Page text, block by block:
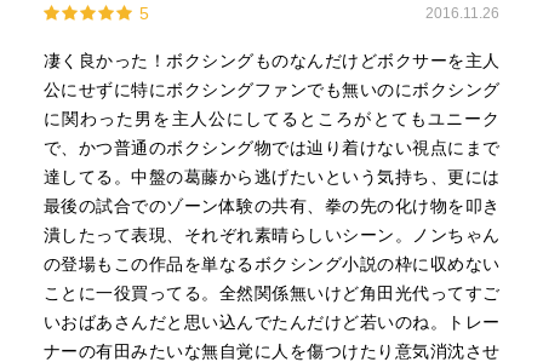
無敗の王者として描かれた岸本がなぜそんなにうつろなキ
ャラクタとして描かれているのか気にかかりますし、蒼介
が空也のメモをもとに立花の物語に着手する日が来るのか
と妄想したりしますが、きっと彼らの物語はこれで終わり
なのでしょう。
立花が、空也がうつくしい光を一瞬捉えたというシーンの
印象を残したまま、そっと閉じられていった本編のかたち
がこれ以上なく完璧だと、そう感じたからです。
5 2016.11.26
凄く良かった！ボクシングものなんだけどボクサーを主人
公にせずに特にボクシングファンでも無いのにボクシング
に関わった男を主人公にしてるところがとてもユニーク
で、かつ普通のボクシング物では辿り着けない視点にまで
達してる。中盤の葛藤から逃げたいという気持ち、更には
最後の試合でのゾーン体験の共有、拳の先の化け物を叩き
潰したって表現、それぞれ素晴らしいシーン。ノンちゃん
の登場もこの作品を単なるボクシング小説の枠に収めない
ことに一役買ってる。全然関係無いけど角田光代ってすご
いおばあさんだと思い込んでたんだけど若いのね。トレー
ナーの有田みたいな無自覚に人を傷つけたり意気消沈させ